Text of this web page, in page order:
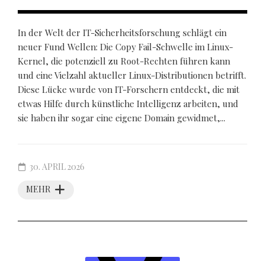
In der Welt der IT-Sicherheitsforschung schlägt ein
neuer Fund Wellen: Die Copy Fail-Schwelle im Linux-
Kernel, die potenziell zu Root-Rechten führen kann
und eine Vielzahl aktueller Linux-Distributionen betrifft.
Diese Lücke wurde von IT-Forschern entdeckt, die mit
etwas Hilfe durch künstliche Intelligenz arbeiten, und
sie haben ihr sogar eine eigene Domain gewidmet,...
MEHR
30. APRIL 2026